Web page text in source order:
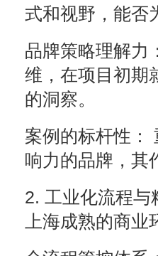
式和视野，能否
品牌策略理解力
维，在项目初期
的洞察。
案例的标杆性：
响力的品牌，其
2. 工业化流程与
上海成熟的商